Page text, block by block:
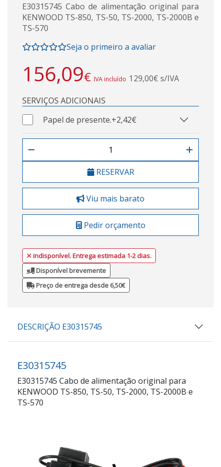
E30315745 Cabo de alimentação original para
KENWOOD TS-850, TS-50, TS-2000, TS-2000B e
TS-570
Seja o primeiro a avaliar
156,09€ IVA incluído 129,00€ s/IVA
SERVIÇOS ADICIONAIS
Papel de presente.+2,42€
RESERVAR
Viu mais barato
Pedir orçamento
indisponível. Entrega estimada 1-2 dias.
Disponível brevemente
Preço de entrega desde 6,50€
DESCRIÇÃO E30315745
E30315745
E30315745 Cabo de alimentação original para
KENWOOD TS-850, TS-50, TS-2000, TS-2000B e
TS-570